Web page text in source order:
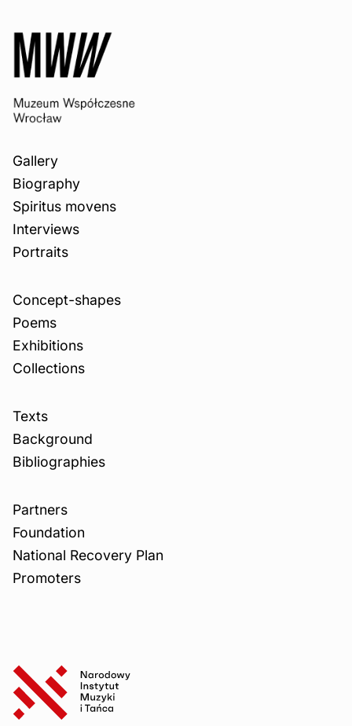
Gallery
Biography
Spiritus movens
Interviews
Portraits
Concept-shapes
Poems
Exhibitions
Collections
Texts
Background
Bibliographies
Partners
Foundation
National Recovery Plan
Promoters